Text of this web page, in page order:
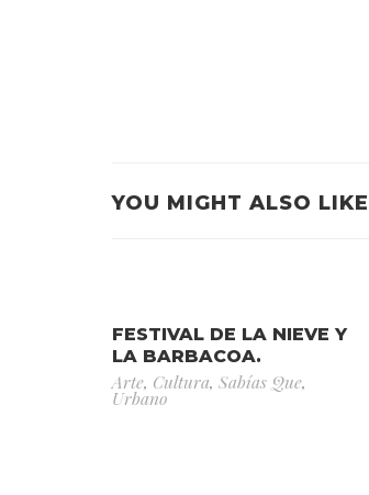
YOU MIGHT ALSO LIKE
FESTIVAL DE LA NIEVE Y
LA BARBACOA.
Arte, Cultura, Sabías Que,
Urbano